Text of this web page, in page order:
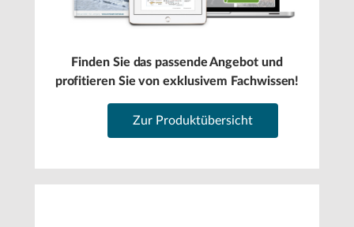
Finden Sie das passende Angebot und
profitieren Sie von exklusivem Fachwissen!
Zur Produktübersicht